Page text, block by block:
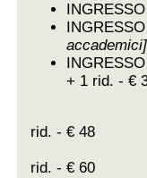
accademici]
+ 1 rid. - €
2
rid. - € 48
3
rid. - € 60